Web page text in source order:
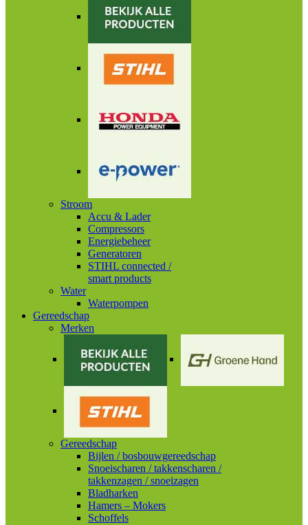
Stroom
Accu & Lader
Compressors
Energiebeheer
Generatoren
STIHL connected /
smart products
Water
Waterpompen
Gereedschap
Merken
Gereedschap
Bijlen / bosbouwgereedschap
Snoeischaren / takkenscharen /
takkenzagen / snoeizagen
Bladharken
Hamers – Mokers
Schoffels